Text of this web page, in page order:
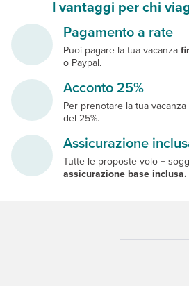
I vantaggi per chi
Pagamento a rate
Puoi pagare la tua vacanza
o Paypal.
Acconto 25%
Per prenotare la tua
del 25%.
Assicurazione
Tutte le proposte volo +
assicurazione base inclusa.